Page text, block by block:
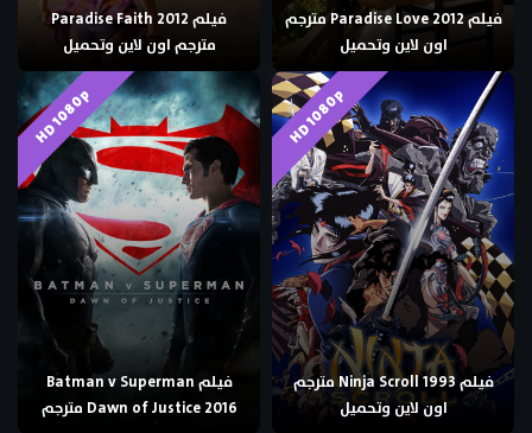
فيلم Paradise Love 2012 مترجم
اون لاين وتحميل
فيلم Paradise Faith 2012
مترجم اون لاين وتحميل
HD 1080p
فيلم Ninja Scroll 1993 مترجم
اون لاين وتحميل
HD 1080p
فيلم Batman v Superman
Dawn of Justice 2016 مترجم